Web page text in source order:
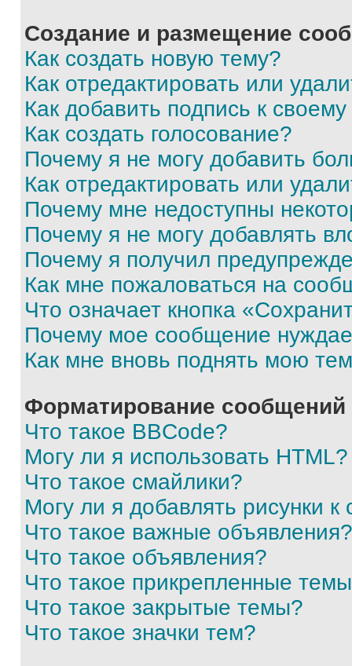
Создание и размещение
Как создать новую тему?
Как отредактировать или
Как добавить подпись к
Как создать голосование?
Почему я не могу добавить
Как отредактировать или
Почему мне недоступны
Почему я не могу добавлять
Почему я получил
Как мне пожаловаться на
Что означает кнопка
Почему мое сообщение
Как мне вновь поднять мою
Форматирование
Что такое BBCode?
Могу ли я использовать HTML?
Что такое смайлики?
Могу ли я добавлять рисунки
Что такое важные объявления?
Что такое объявления?
Что такое прикрепленные
Что такое закрытые темы?
Что такое значки тем?